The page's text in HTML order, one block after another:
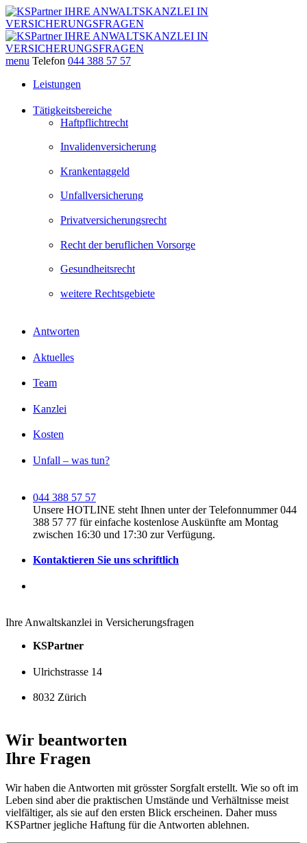
menu Telefon 044 388 57 57
Leistungen
Tätigkeitsbereiche
Haftpflichtrecht
Invalidenversicherung
Krankentaggeld
Unfallversicherung
Privatversicherungsrecht
Recht der beruflichen Vorsorge
Gesundheitsrecht
weitere Rechtsgebiete
Antworten
Aktuelles
Team
Kanzlei
Kosten
Unfall – was tun?
044 388 57 57
Unsere HOTLINE steht Ihnen unter der Telefonnummer 044
388 57 77 für einfache kostenlose Auskünfte am Montag
zwischen 16:30 und 17:30 zur Verfügung.
Kontaktieren Sie uns schriftlich
Ihre Anwaltskanzlei in Versicherungsfragen
KSPartner
Ulrichstrasse 14
8032 Zürich
Wir beantworten
Ihre Fragen
Wir haben die Antworten mit grösster Sorgfalt erstellt. Wie so oft im
Leben sind aber die praktischen Umstände und Verhältnisse meist
vielfältiger, als sie auf den ersten Blick erscheinen. Daher muss
KSPartner jegliche Haftung für die Antworten ablehnen.